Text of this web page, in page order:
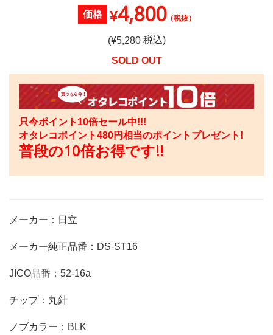
価格 ¥4,800（税抜）
(¥5,280税込)
SOLD OUT
只今ポイント10倍セール中!!!
オタレコポイント480円相当のポイントプレゼント!
普段の10倍お得です!!
メーカー：日立
メーカー純正品番：DS-ST16
JICO品番：52-16a
チップ：丸針
ノブカラー：BLK